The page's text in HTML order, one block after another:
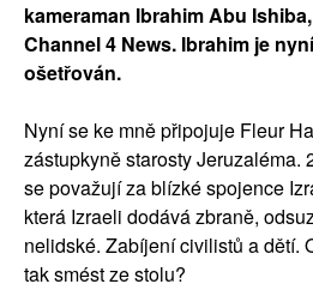
kameraman Ibrahim Abu
Channel 4 News. Ibrahim je
ošetřován.
Nyní se ke mně připojuje Fleur
zástupkyně starosty Jeruzaléma.
se považují za blízké spojence
která Izraeli dodává zbraně,
nelidské. Zabíjení civilistů a dětí.
tak smést ze stolu?